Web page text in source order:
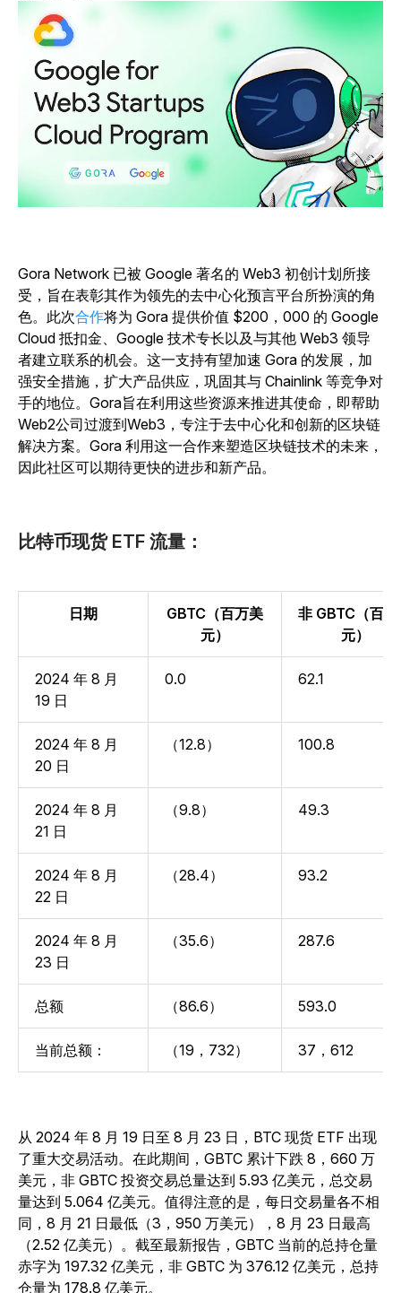
Gora Network 已被 Google 著名的 Web3 初创计划所接
受，旨在表彰其作为领先的去中心化预言平台所扮演的角
色。此次合作将为 Gora 提供价值 $200，000 的 Google
Cloud 抵扣金、Google 技术专长以及与其他 Web3 领导
者建立联系的机会。这一支持有望加速 Gora 的发展，加
强安全措施，扩大产品供应，巩固其与 Chainlink 等竞争对
手的地位。Gora旨在利用这些资源来推进其使命，即帮助
Web2公司过渡到Web3，专注于去中心化和创新的区块链
解决方案。Gora 利用这一合作来塑造区块链技术的未来，
因此社区可以期待更快的进步和新产品。
比特币现货 ETF 流量：
日期
GBTC（百万美
元）
非 GBTC（百
元）
2024 年 8 月
19 日
0.0 62.1
2024 年 8 月
20 日
（12.8） 100.8
2024 年 8 月
21 日
（9.8） 49.3
2024 年 8 月
22 日
（28.4） 93.2
2024 年 8 月
23 日
（35.6） 287.6
总额 （86.6） 593.0
当前总额： （19，732） 37，612
从 2024 年 8 月 19 日至 8 月 23 日，BTC 现货 ETF 出现
了重大交易活动。在此期间，GBTC 累计下跌 8，660 万
美元，非 GBTC 投资交易总量达到 5.93 亿美元，总交易
量达到 5.064 亿美元。值得注意的是，每日交易量各不相
同，8 月 21 日最低（3，950 万美元），8 月 23 日最高
（2.52 亿美元）。截至最新报告，GBTC 当前的总持仓量
赤字为 197.32 亿美元，非 GBTC 为 376.12 亿美元，总持
仓量为 178.8 亿美元。